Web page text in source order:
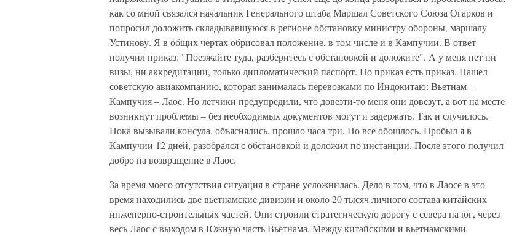
как со мной связался начальник Генерального штаба Маршал Советского Союза Огарков и
попросил доложить складывавшуюся в регионе обстановку министру обороны, маршалу
Устинову. Я в общих чертах обрисовал положение, в том числе и в Кампучии. В ответ
получил приказ: "Поезжайте туда, разберитесь с обстановкой и доложите". А у меня нет ни
визы, ни аккредитации, только дипломатический паспорт. Но приказ есть приказ. Нашел
советскую авиакомпанию, которая занималась перевозками по Индокитаю: Вьетнам –
Кампучия – Лаос. Но летчики предупредили, что довезти-то меня они довезут, а вот на месте
возникнут проблемы – без необходимых документов могут и задержать. Так и случилось.
Пока вызывали консула, объяснялись, прошло часа три. Но все обошлось. Пробыл я в
Кампучии 12 дней, разобрался с обстановкой и доложил по инстанции. После этого получил
добро на возвращение в Лаос.
За время моего отсутствия ситуация в стране усложнилась. Дело в том, что в Лаосе в это
время находились две вьетнамские дивизии и около 20 тысяч личного состава китайских
инженерно-строительных частей. Они строили стратегическую дорогу с севера на юг, через
весь Лаос с выходом в Южную часть Вьетнама. Между китайскими и вьетнамскими